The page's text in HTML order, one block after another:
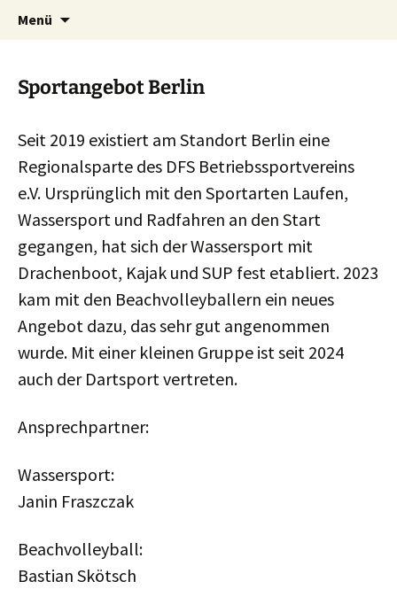
DFS Betriebssportverein e.V.
Menü
Sportangebot Berlin
Seit 2019 existiert am Standort Berlin eine
Regionalsparte des DFS Betriebssportvereins
e.V. Ursprünglich mit den Sportarten Laufen,
Wassersport und Radfahren an den Start
gegangen, hat sich der Wassersport mit
Drachenboot, Kajak und SUP fest etabliert. 2023
kam mit den Beachvolleyballern ein neues
Angebot dazu, das sehr gut angenommen
wurde. Mit einer kleinen Gruppe ist seit 2024
auch der Dartsport vertreten.
Ansprechpartner:
Wassersport:
Janin Fraszczak
Beachvolleyball:
Bastian Skötsch